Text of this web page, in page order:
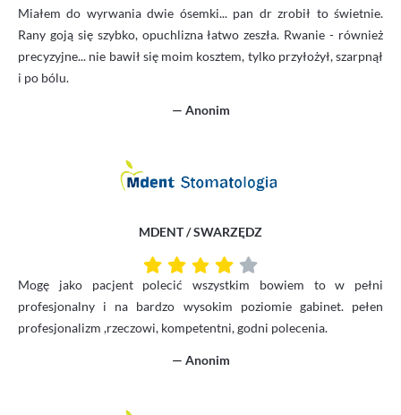
Miałem do wyrwania dwie ósemki... pan dr zrobił to świetnie.
Rany goją się szybko, opuchlizna łatwo zeszła. Rwanie - również
precyzyjne... nie bawił się moim kosztem, tylko przyłożył, szarpnął
i po bólu.
— Anonim
MDENT / SWARZĘDZ
Mogę jako pacjent polecić wszystkim bowiem to w pełni
profesjonalny i na bardzo wysokim poziomie gabinet. pełen
profesjonalizm ,rzeczowi, kompetentni, godni polecenia.
— Anonim